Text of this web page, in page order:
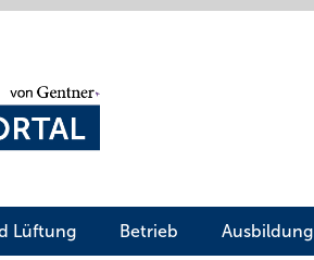
Lüftung Betrieb Ausbildung